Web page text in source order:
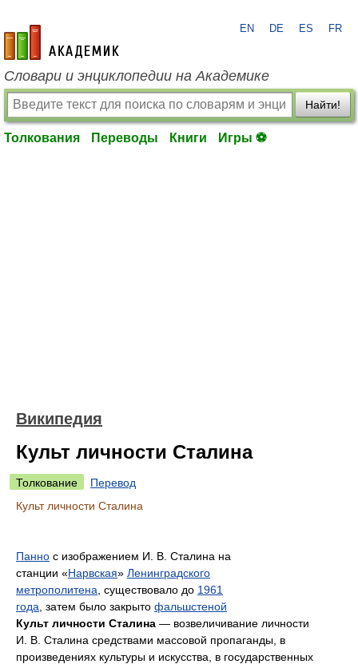
academic.ru
EN DE ES FR
Словари и энциклопедии на Академике
Найти!
Толкования Переводы Книги Игры ⚽
Википедия
Культ личности Сталина
Толкование
Перевод
Культ личности Сталина
Панно с изображением И. В. Сталина на
станции «Нарвская» Ленинградского
метрополитена , существовало до 1961
года , затем было закрыто фальшстеной
Культ личности Сталина — возвеличивание личности
И. В. Сталина средствами массовой пропаганды, в
произведениях культуры и искусства, в государственных